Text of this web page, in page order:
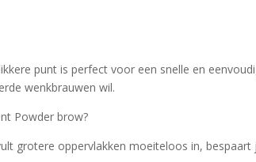
punt is perfect voor een snelle en
wenkbrauwen wil.
Powder brow?
grotere oppervlakken moeiteloos in,